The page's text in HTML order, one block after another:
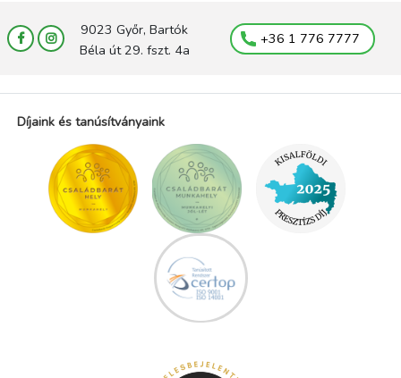
9023 Győr, Bartók
Béla út 29. fszt. 4a
+36 1 776 7777
Díjaink és tanúsítványaink